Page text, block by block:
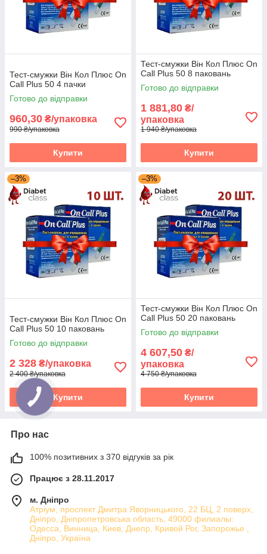
Тест-смужки Він Кол Плюс On
Call Plus 50 4 пачки
Готово до відправки
960,30 ₴/упаковка
990 ₴/упаковка
Купити
Тест-смужки Він Кол Плюс On
Call Plus 50 8 паковань
Готово до відправки
1 881,80 ₴/
упаковка
1 940 ₴/упаковка
Купити
–3%
Тест-смужки Він Кол Плюс On
Call Plus 50 10 паковань
Готово до відправки
2 328 ₴/упаковка
2 400 ₴/упаковка
Купити
–3%
Тест-смужки Він Кол Плюс On
Call Plus 50 20 паковань
Готово до відправки
4 607,50 ₴/
упаковка
4 750 ₴/упаковка
Купити
Про нас
100% позитивних з 370 відгуків за рік
Працює з 28.11.2017
м. Дніпро
Атріум, проспект Дмитра Яворницького, 22 БЦ, 2 поверх,
Дніпро, Дніпропетровська область, 49000 филиалы:
Одесса, Винница, Киев, Днепр, Кривой Рог, Запорожье ,
Дніпро, Україна